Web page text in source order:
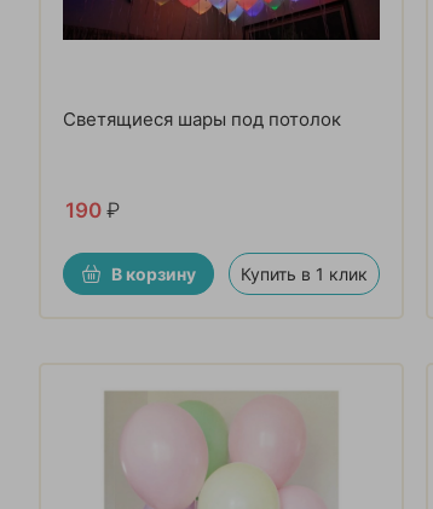
Светящиеся шары под потолок
190 ₽
В корзину Купить в 1 клик